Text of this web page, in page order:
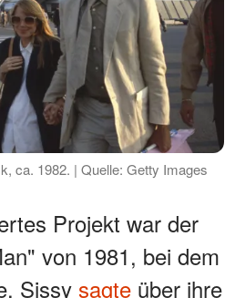
ca. 1982. | Quelle: Getty Images
Projekt war der
von 1981, bei dem
Sissy sagte über ihre